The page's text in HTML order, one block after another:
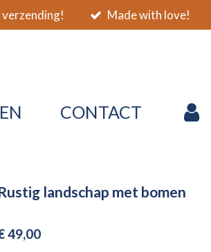
Made with love!
CONTACT
landschap met bomen
49,00